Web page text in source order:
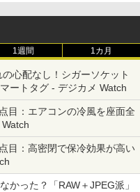
1週間 1カ月
心配なし！シガーソケット
ートタグ - デジカメ Watch
目：エアコンの冷風を座面全
目：高密閉で保冷効果が高い
かった？「RAW＋JPEG派」